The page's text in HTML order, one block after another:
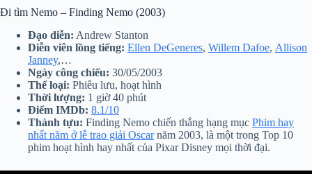
Đi tìm Nemo – Finding Nemo (2003)
Đạo diễn: Andrew Stanton
Diễn viên lồng tiếng: Ellen DeGeneres, Willem Dafoe, Allison
Janney,…
Ngày công chiếu: 30/05/2003
Thể loại: Phiêu lưu, hoạt hình
Thời lượng: 1 giờ 40 phút
Điểm IMDb: 8.1/10
Thành tựu: Finding Nemo chiến thắng hạng mục Phim hay
nhất năm ở lễ trao giải Oscarnăm 2003, là một trong Top 10
phim hoạt hình hay nhất của Pixar Disney mọi thời đại.